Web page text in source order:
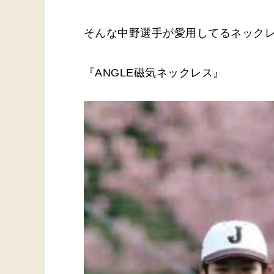
そんな中野選手が愛用してるネック
『ANGLE磁気ネックレス』